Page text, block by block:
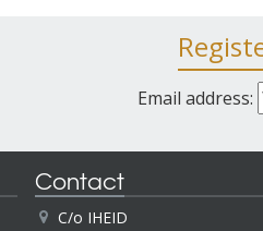
Email address:
Contact
C/o IHEID